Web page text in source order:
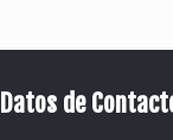
Datos de